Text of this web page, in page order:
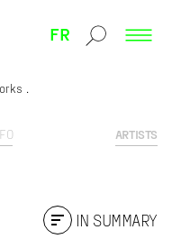
FR
ARTISTS
IN SUMMARY